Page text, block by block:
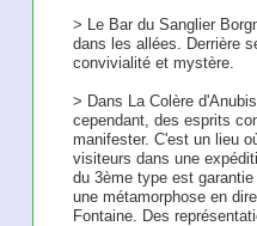
> Le Bar du Sanglier
dans les allées. Derrière
convivialité et mystère.
> Dans La Colère
cependant, des esprits
manifester. C'est un lieu
visiteurs dans une
du 3ème type est
une métamorphose en
Fontaine. Des